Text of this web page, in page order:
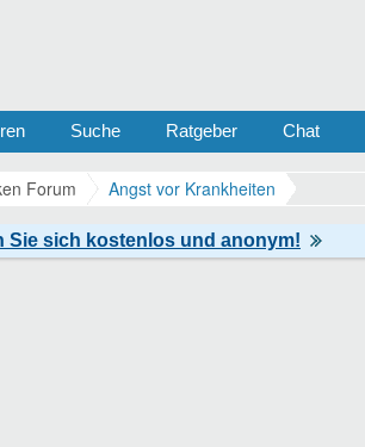
Suche Ratgeber Chat
Forum Angst vor Krankheiten